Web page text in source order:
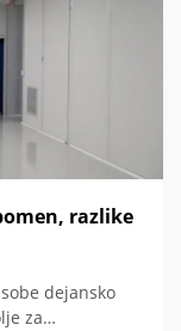
razlike
dejansko
za